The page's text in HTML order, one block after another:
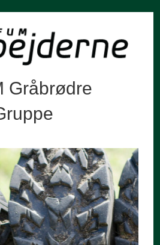
Gråbrødre